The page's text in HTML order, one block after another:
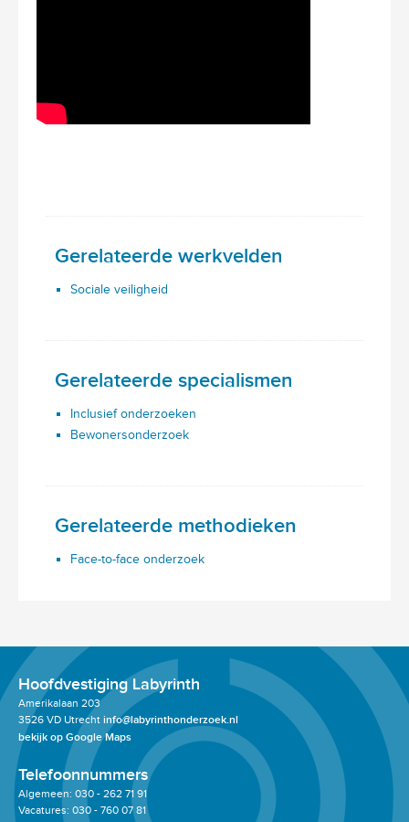
Gerelateerde werkvelden
Sociale veiligheid
Gerelateerde specialismen
Inclusief onderzoeken
Bewonersonderzoek
Gerelateerde methodieken
Face-to-face onderzoek
Hoofdvestiging Labyrinth
Amerikalaan 203
3526 VD Utrecht info@labyrinthonderzoek.nl
bekijk op Google Maps
Telefoonnummers
Algemeen: 030 - 262 71 91
Vacatures: 030 - 760 07 81